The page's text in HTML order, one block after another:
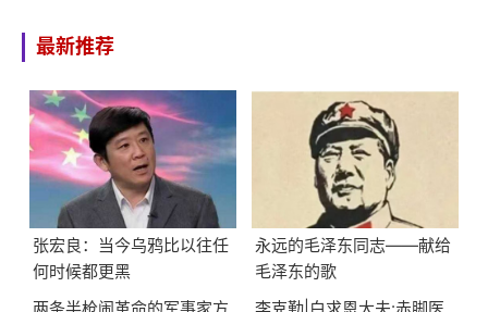
最新推荐
张宏良：当今乌鸦比以往任
何时候都更黑
永远的毛泽东同志——献给
毛泽东的歌